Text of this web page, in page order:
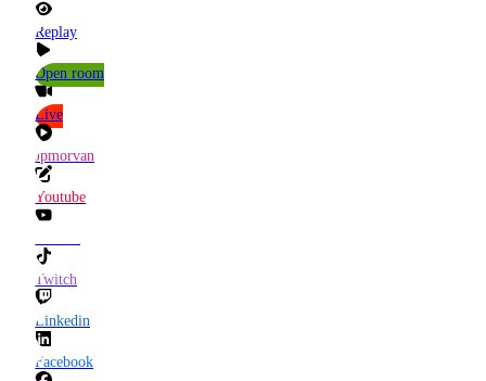
Replay
Open room
Live
Jpmorvan
Youtube
Twitch
Linkedin
Facebook